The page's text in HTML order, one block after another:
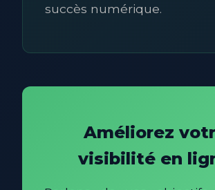
succès numérique.
Améliorez
visibilité en